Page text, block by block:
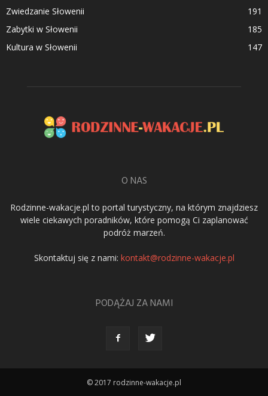
Zwiedzanie Słowenii
191
Zabytki w Słowenii
185
Kultura w Słowenii
147
O NAS
Rodzinne-wakacje.pl to portal turystyczny, na którym znajdziesz
wiele ciekawych poradników, które pomogą Ci zaplanować
podróż marzeń.
Skontaktuj się z nami: kontakt@rodzinne-wakacje.pl
PODĄŻAJ ZA NAMI
© 2017 rodzinne-wakacje.pl